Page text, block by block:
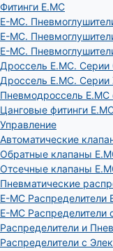
Фитинги E.MC
E-MC.
E-MC.
E-MC.
Дроссель E.MC. Серии
Дроссель E.MC. Серии
Пневмодроссель
Цанговые фитинги
Управление
Автоматические
Обратные клапаны
Отсечные клапаны
Пневматические
E-MC
E-MC
Распределители и
Распределители с